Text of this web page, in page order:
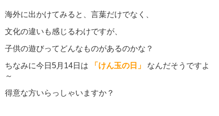
海外に出かけてみると、言葉だけでなく、
文化の違いも感じるわけですが、
子供の遊びってどんなものがあるのかな？
ちなみに今日5月14日は 「けん玉の日」
なんだそうですよ
～
得意な方いらっしゃいますか？